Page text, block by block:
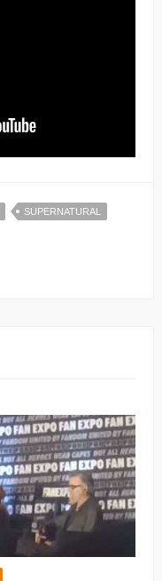
SUPERNATURAL